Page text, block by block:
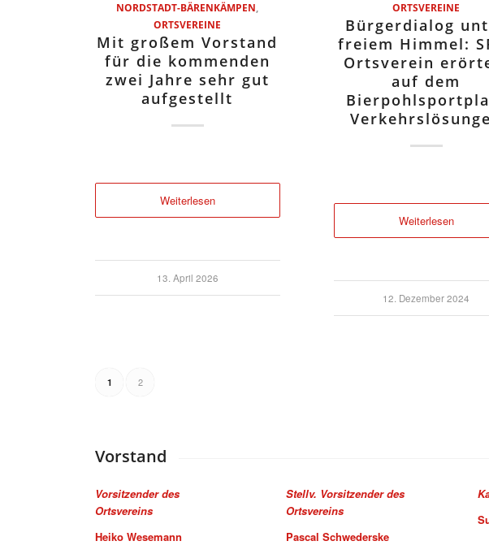
NORDSTADT-BÄRENKÄMPEN,
ORTSVEREINE
Mit großem Vorstand
für die kommenden
zwei Jahre sehr gut
aufgestellt
Weiterlesen
13. April 2026
ORTSVEREINE
Bürgerdialog
freiem Himmel:
Ortsverein
auf dem
Weiterlesen
12. Dezember 2024
1 2
Vorstand
Vorsitzender des
Ortsvereins
Heiko Wesemann
Stellv. Vorsitzender des
Ortsvereins
Pascal Schwederske